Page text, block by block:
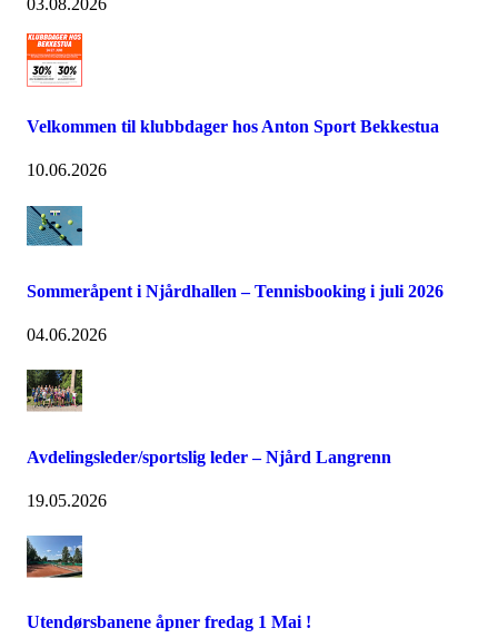
03.08.2026
Velkommen til klubbdager hos Anton Sport Bekkestua
10.06.2026
Sommeråpent i Njårdhallen – Tennisbooking i juli 2026
04.06.2026
Avdelingsleder/sportslig leder – Njård Langrenn
19.05.2026
Utendørsbanene åpner fredag 1 Mai !